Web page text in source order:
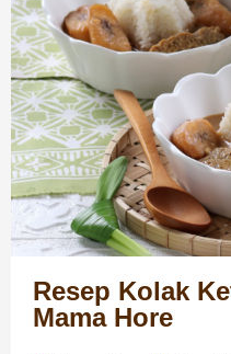
Resep Kolak
Mama Hore